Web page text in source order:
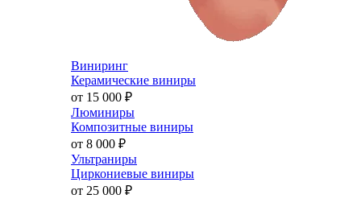
Виниринг
Керамические виниры
от 15 000 ₽
Люминиры
Композитные виниры
от 8 000 ₽
Ультраниры
Циркониевые виниры
от 25 000 ₽